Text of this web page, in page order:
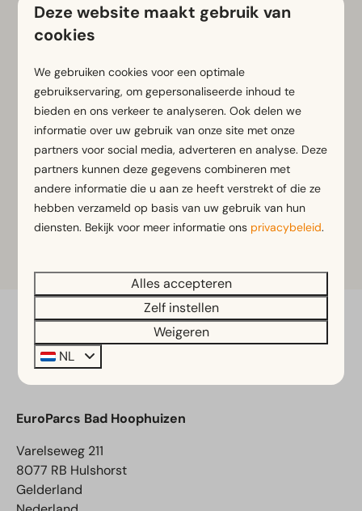
gebruik. Professionele vuurwerkshows kunnen
plaatsvinden wanneer hiervoor de benodigde
Houd er rekening mee dat ons vuurwerkvrije beleid
uitsluitend geldt binnen de grenzen van het park.
Buiten het park kunnen, afhankelijk van de lokale
situatie en regelgeving, professionele
vuurwerkshows plaatsvinden en kan toegestaan F1-
vuurwerk worden gebruikt.
Belangrijk:Op het park zelf is géén vuurwerk
EuroParcs Bad Hoophuizen
Varelseweg 211
8077 RB Hulshorst
Gelderland
Deze website maakt gebruik van
cookies
We gebruiken cookies voor een optimale
gebruikservaring, om gepersonaliseerde inhoud te
bieden en ons verkeer te analyseren. Ook delen we
informatie over uw gebruik van onze site met onze
partners voor social media, adverteren en analyse. Deze
partners kunnen deze gegevens combineren met
andere informatie die u aan ze heeft verstrekt of die ze
hebben verzameld op basis van uw gebruik van hun
diensten. Bekijk voor meer informatie ons privacybeleid.
Alles accepteren
Zelf instellen
Weigeren
NL